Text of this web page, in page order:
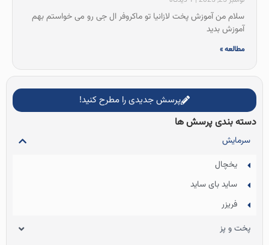
سلام من آموزش پخت لازانیا تو ماکروفر ال جی رو می خواستم بهم
آموزش بدید
مطالعه »
پرسش جدیدی را مطرح کنید!
دسته بندی پرسش ها
سرمایش
یخچال
ساید بای ساید
فریزر
پخت و پز